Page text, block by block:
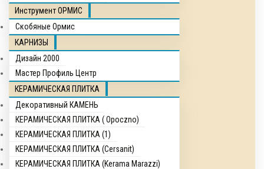
Инструмент ОРМИС
Скобяные Ормис
КАРНИЗЫ
Дизайн 2000
Мастер Профиль Центр
КЕРАМИЧЕСКАЯ ПЛИТКА
Декоративный КАМЕНЬ
КЕРАМИЧЕСКАЯ ПЛИТКА ( Opocznо)
КЕРАМИЧЕСКАЯ ПЛИТКА (1)
КЕРАМИЧЕСКАЯ ПЛИТКА (Cersanit)
КЕРАМИЧЕСКАЯ ПЛИТКА (Kerama Marazzi)